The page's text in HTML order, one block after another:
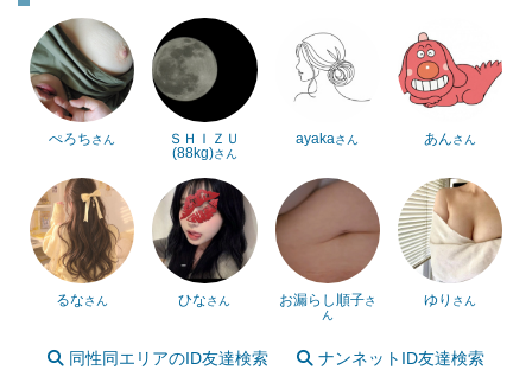
ぺろちさん
ＳＨＩＺＵ
(88kg)さん
ayakaさん あんさん
るなさん ひなさん お漏らし順子さ
ん
ゆり さん
同性同エリアのID友達検索 ナンネットID友達検索